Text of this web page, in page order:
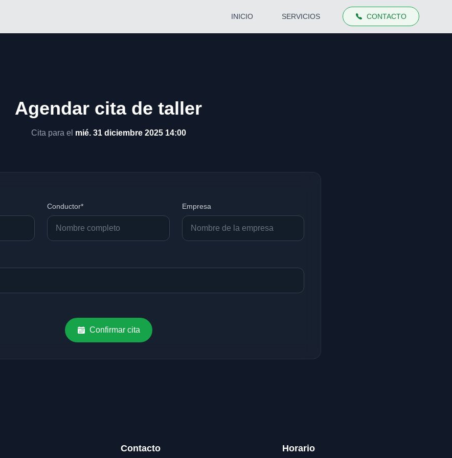
INICIO SERVICIOS CONTACTO
Agendar cita de taller
Cita para el mié. 31 diciembre 2025 14:00
Conductor* Empresa
Confirmar cita
Contacto Horario